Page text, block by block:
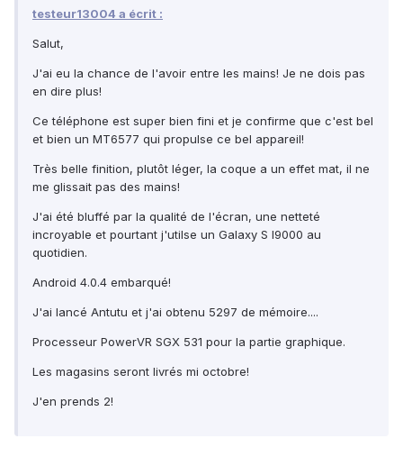
testeur13004 a écrit :
Salut,
J'ai eu la chance de l'avoir entre les mains! Je ne dois pas
en dire plus!
Ce téléphone est super bien fini et je confirme que c'est bel
et bien un MT6577 qui propulse ce bel appareil!
Très belle finition, plutôt léger, la coque a un effet mat, il ne
me glissait pas des mains!
J'ai été bluffé par la qualité de l'écran, une netteté
incroyable et pourtant j'utilse un Galaxy S I9000 au
quotidien.
Android 4.0.4 embarqué!
J'ai lancé Antutu et j'ai obtenu 5297 de mémoire....
Processeur PowerVR SGX 531 pour la partie graphique.
Les magasins seront livrés mi octobre!
J'en prends 2!